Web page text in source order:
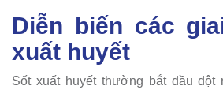
Diễn biến các
xuất huyết
Sốt xuất huyết thường bắt đầu đột